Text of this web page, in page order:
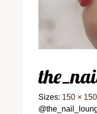
Sizes: 150 × 150